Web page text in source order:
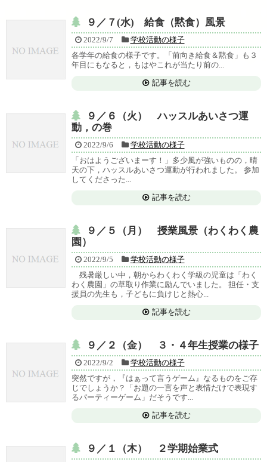
９／７(水) 給食（黙食）風景
2022/9/7
学校活動の様子
各学年の給食の様子です。「前向き給食＆黙食」も３
年目にもなると，もはやこれが当たり前の...
記事を読む
９／６（火） ハッスルあいさつ運
動，の巻
2022/9/6
学校活動の様子
「おはようございまーす！」多少風が強いものの，晴
天の下，ハッスルあいさつ運動が行われました。 参加
してくださった...
記事を読む
９／５（月） 授業風景（わくわく農
園）
2022/9/5
学校活動の様子
残暑厳しい中，朝からわくわく学級の児童は「わく
わく農園」の草取り作業に励んでいました。 担任・支
援員の先生も，子どもに負けじと熱心...
記事を読む
９／２（金） ３・４年生授業の様子
2022/9/2
学校活動の様子
突然ですが，『はぁって言うゲーム』なるものをご存
じでしょうか？「お題の一言を声と表情だけで表現す
るパーティーゲーム」だそうです...
記事を読む
９／１（木） ２学期始業式